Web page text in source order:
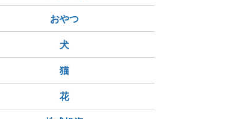
おやつ
犬
猫
花